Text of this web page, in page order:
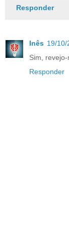
Responder
Inês 19/10/
Sim,
Responder